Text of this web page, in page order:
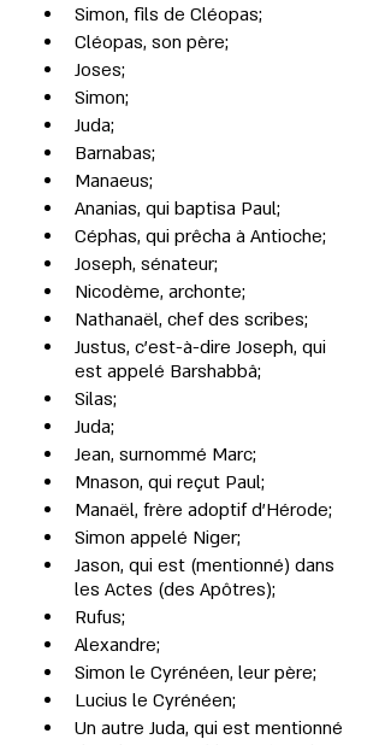
Simon, fils de Cléopas;
Cléopas, son père;
Joses;
Simon;
Juda;
Barnabas;
Manaeus;
Ananias, qui baptisa Paul;
Céphas, qui prêcha à Antioche;
Joseph, sénateur;
Nicodème, archonte;
Nathanaël, chef des scribes;
Justus, c'est-à-dire Joseph, qui
est appelé Barshabbâ;
Silas;
Juda;
Jean, surnommé Marc;
Mnason, qui reçut Paul;
Manaël, frère adoptif d'Hérode;
Simon appelé Niger;
Jason, qui est (mentionné) dans
les Actes (des Apôtres);
Rufus;
Alexandre;
Simon le Cyrénéen, leur père;
Lucius le Cyrénéen;
Un autre Juda, qui est mentionné